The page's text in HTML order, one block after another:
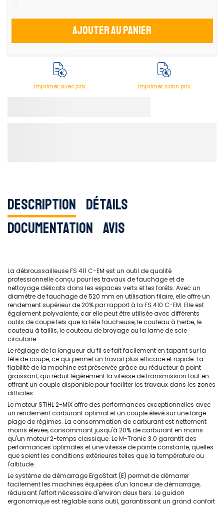
Ajouter au panier
Imprimer avec prix Imprimer sans prix
Description Détails
Documentation Avis
La débroussailleuse FS 411 C-EM est un outil de qualité
professionnelle conçu pour les travaux de fauchage et de
nettoyage délicats dans les espaces verts et les forêts. Avec un
diamètre de fauchage de 520 mm en utilisation filaire, elle offre un
rendement supérieur de 20% par rapport à la FS 410 C-EM. Elle est
également polyvalente, car elle peut être utilisée avec différents
outils de coupe tels que la tête faucheuse, le couteau à herbe, le
couteau à taillis, le couteau de broyage ou la lame de scie
circulaire.
Le réglage de la longueur du fil se fait facilement en tapant sur la
tête de coupe, ce qui permet un travail plus efficace et rapide. La
fiabilité de la machine est préservée grâce au réducteur à point
graissant, qui réduit légèrement la vitesse de transmission tout en
offrant un couple disponible pour faciliter les travaux dans les zones
difficiles.
Le moteur STIHL 2-MIX offre des performances exceptionnelles avec
un rendement carburant optimal et un couple élevé sur une large
plage de régimes. La consommation de carburant est nettement
moins élevée, consommant jusqu'à 20% de carburant en moins
qu'un moteur 2-temps classique. Le M-Tronic 3.0 garantit des
performances optimales et une vitesse de pointe constante, quelles
que soient les conditions extérieures telles que la température ou
l'altitude.
Le système de démarrage ErgoStart (E) permet de démarrer
facilement les machines équipées d'un lanceur de démarrage,
réduisant l'effort nécessaire d'environ deux tiers. Le guidon
ergonomique est réglable sans outil, garantissant un grand confort